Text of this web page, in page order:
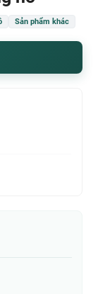
Sản phẩm khác